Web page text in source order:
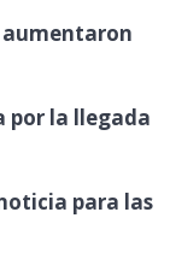
aumentaron
por la llegada
para las